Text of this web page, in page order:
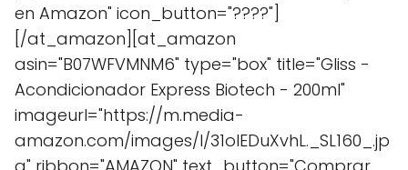
en Amazon" icon_button="????"]
[/at_amazon][at_amazon
asin="B07WFVMNM6" type="box" title="Gliss -
Acondicionador Express Biotech - 200ml"
imageurl="https://m.media-
amazon.com/images/I/31olEDuXvhL._SL160_.jp